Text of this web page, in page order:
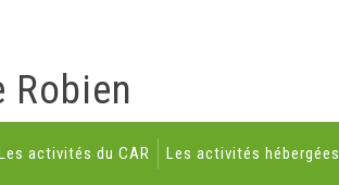
Robien
activités du CAR Les activités hébergées